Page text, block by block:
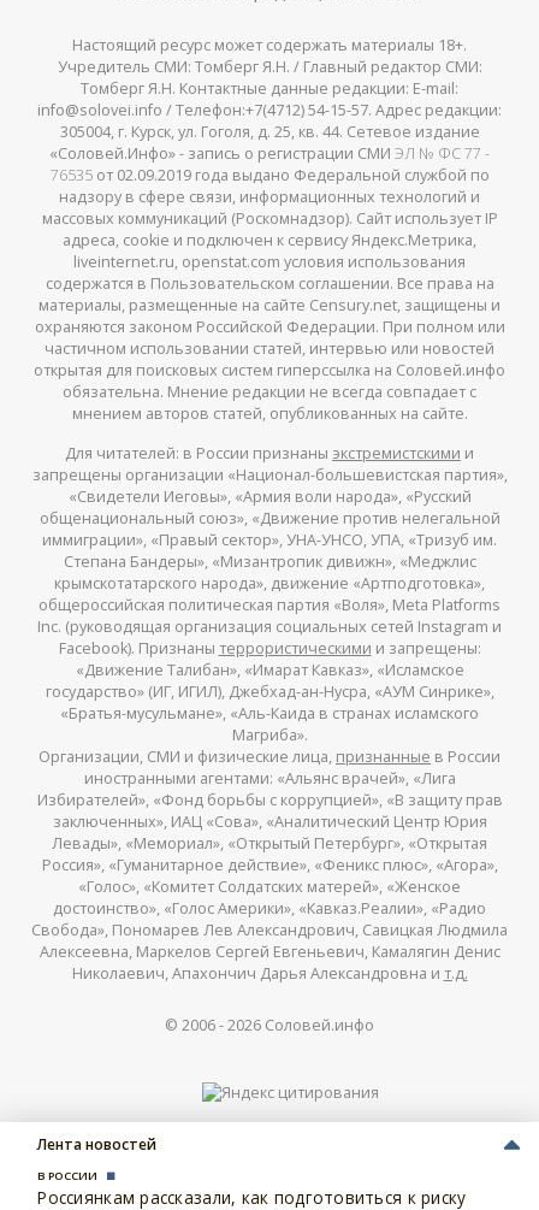
Лента новостей
В РОССИИ
Россиянкам рассказали, как подготовиться к риску
Настоящий ресурс может содержать материалы 18+.
Учредитель СМИ: Томберг Я.Н. / Главный редактор СМИ:
Томберг Я.Н. Контактные данные редакции: E-mail:
info@solovei.info / Телефон:+7(4712) 54-15-57. Адрес редакции:
305004, г. Курск, ул. Гоголя, д. 25, кв. 44. Сетевое издание
«Соловей.Инфо» - запись о регистрации СМИ ЭЛ № ФС 77 -
76535от 02.09.2019 года выдано Федеральной службой по
надзору в сфере связи, информационных технологий и
массовых коммуникаций (Роскомнадзор). Сайт использует IP
адреса, cookie и подключен к сервису Яндекс.Метрика,
liveinternet.ru, openstat.com условия использования
содержатся в Пользовательском соглашении. Все права на
материалы, размещенные на сайте Censury.net, защищены и
охраняются законом Российской Федерации. При полном или
частичном использовании статей, интервью или новостей
открытая для поисковых систем гиперссылка на Соловей.инфо
обязательна. Мнение редакции не всегда совпадает с
мнением авторов статей, опубликованных на сайте.
Для читателей: в России признаны экстремистскими и
запрещены организации «Национал-большевистская партия»,
«Свидетели Иеговы», «Армия воли народа», «Русский
общенациональный союз», «Движение против нелегальной
иммиграции», «Правый сектор», УНА-УНСО, УПА, «Тризуб им.
Степана Бандеры», «Мизантропик дивижн», «Меджлис
крымскотатарского народа», движение «Артподготовка»,
общероссийская политическая партия «Воля», Meta Platforms
Inc. (руководящая организация социальных сетей Instagram и
Facebook). Признаны террористическими и запрещены:
«Движение Талибан», «Имарат Кавказ», «Исламское
государство» (ИГ, ИГИЛ), Джебхад-ан-Нусра, «АУМ Синрике»,
«Братья-мусульмане», «Аль-Каида в странах исламского
Магриба».
Организации, СМИ и физические лица, признанные в России
иностранными агентами: «Альянс врачей», «Лига
Избирателей», «Фонд борьбы с коррупцией», «В защиту прав
заключенных», ИАЦ «Сова», «Аналитический Центр Юрия
Левады», «Мемориал», «Открытый Петербург», «Открытая
Россия», «Гуманитарное действие», «Феникс плюс», «Агора»,
«Голос», «Комитет Солдатских матерей», «Женское
достоинство», «Голос Америки», «Кавказ.Реалии», «Радио
Свобода», Пономарев Лев Александрович, Савицкая Людмила
Алексеевна, Маркелов Сергей Евгеньевич, Камалягин Денис
Николаевич, Апахончич Дарья Александровна и т.д.
© 2006 -2026 Соловей.инфо